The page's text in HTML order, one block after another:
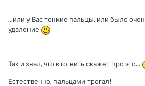
...или у Вас тонкие пальцы, или было
удаление
Так и знал, что кто-нить скажет про это...
Естественно, пальцами трогал!